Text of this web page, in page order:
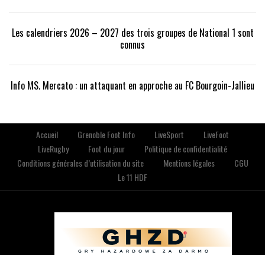
Les calendriers 2026 – 2027 des trois groupes de National 1 sont
connus
Info MS. Mercato : un attaquant en approche au FC Bourgoin-Jallieu
Accueil Grenoble Foot Info LiveSport
LiveFoot
LiveRugby
Foot du jour
Politique de confidentialité
Conditions générales d’utilisation du site
Mentions légales
CGU
Le 11 HDF